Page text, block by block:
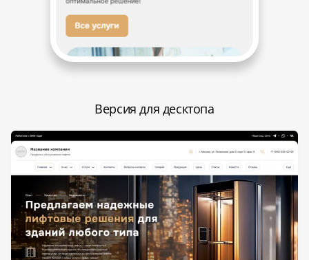
Версия для десктопа